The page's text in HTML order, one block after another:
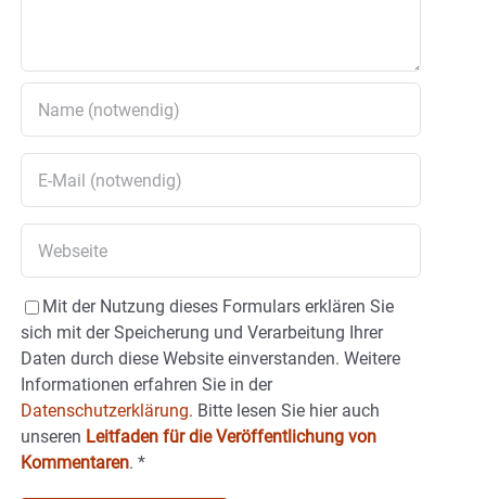
Mit der Nutzung dieses Formulars erklären Sie
sich mit der Speicherung und Verarbeitung Ihrer
Daten durch diese Website einverstanden. Weitere
Informationen erfahren Sie in der
Datenschutzerklärung. Bitte lesen Sie hier auch
unseren Leitfaden für die Veröffentlichung von
Kommentaren. *